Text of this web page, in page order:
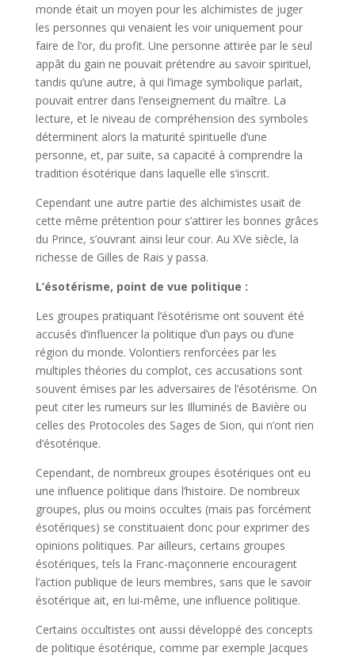
monde était un moyen pour les alchimistes de juger
les personnes qui venaient les voir uniquement pour
faire de l’or, du profit. Une personne attirée par le seul
appât du gain ne pouvait prétendre au savoir spirituel,
tandis qu’une autre, à qui l’image symbolique parlait,
pouvait entrer dans l’enseignement du maître. La
lecture, et le niveau de compréhension des symboles
déterminent alors la maturité spirituelle d’une
personne, et, par suite, sa capacité à comprendre la
tradition ésotérique dans laquelle elle s’inscrit.
Cependant une autre partie des alchimistes usait de
cette même prétention pour s’attirer les bonnes grâces
du Prince, s’ouvrant ainsi leur cour. Au XVe siècle, la
richesse de Gilles de Rais y passa.
L’ésotérisme, point de vue politique :
Les groupes pratiquant l’ésotérisme ont souvent été
accusés d’influencer la politique d’un pays ou d’une
région du monde. Volontiers renforcées par les
multiples théories du complot, ces accusations sont
souvent émises par les adversaires de l’ésotérisme. On
peut citer les rumeurs sur les Illuminés de Bavière ou
celles des Protocoles des Sages de Sion, qui n’ont rien
d’ésotérique.
Cependant, de nombreux groupes ésotériques ont eu
une influence politique dans l’histoire. De nombreux
groupes, plus ou moins occultes (mais pas forcément
ésotériques) se constituaient donc pour exprimer des
opinions politiques. Par ailleurs, certains groupes
ésotériques, tels la Franc-maçonnerie encouragent
l’action publique de leurs membres, sans que le savoir
ésotérique ait, en lui-même, une influence politique.
Certains occultistes ont aussi développé des concepts
de politique ésotérique, comme par exemple Jacques